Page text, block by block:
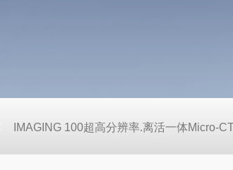
IMAGING 100超高分辨率.离活一体Micro-